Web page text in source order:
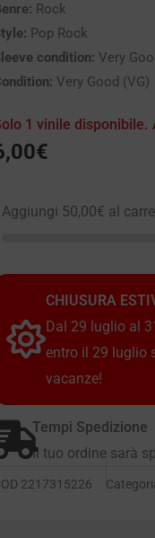
Rock
Pop Rock
condition: Very
Very Good (VG)
1 vinile disponibile.
€
Aggiungi 50,00€ al
CHIUSURA
Dal 29 luglio al
entro il 29 luglio
vacanze!
Tempi Spedizione
Il tuo ordine sarà
2217315226